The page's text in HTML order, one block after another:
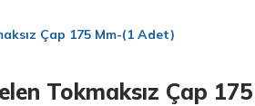
Çap 175 Mm-(1 Adet)
Tokmaksız Çap